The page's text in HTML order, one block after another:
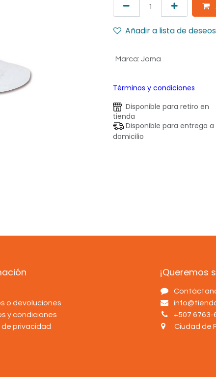
Añadir a lista de deseos
Marca: Joma
Términos y condiciones
Disponible para retiro en
tienda
Disponible para entrega a
domicilio
o devoluciones
y condiciones
privacidad
¡Queremos
+507 6763-
Ciudad de